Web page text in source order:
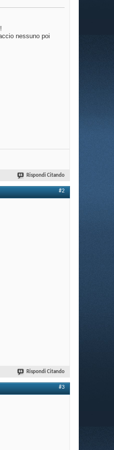
nessuno poi
Rispondi Citando
#2
Rispondi Citando
#3